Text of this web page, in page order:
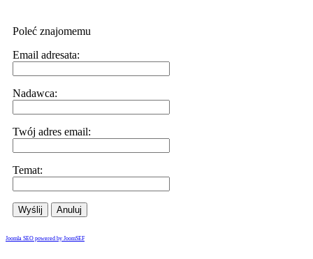
Poleć znajomemu
Email adresata:
Nadawca:
Twój adres email:
Temat:
Wyślij Anuluj
Joomla SEO powered by JoomSEF